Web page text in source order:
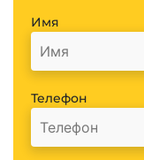
Имя
Телефон